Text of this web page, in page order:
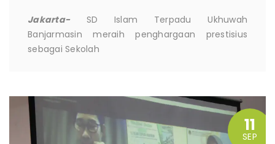
Jakarta-SD Islam Terpadu Ukhuwah
Banjarmasin meraih penghargaan prestisius
sebagai Sekolah
11
SEP